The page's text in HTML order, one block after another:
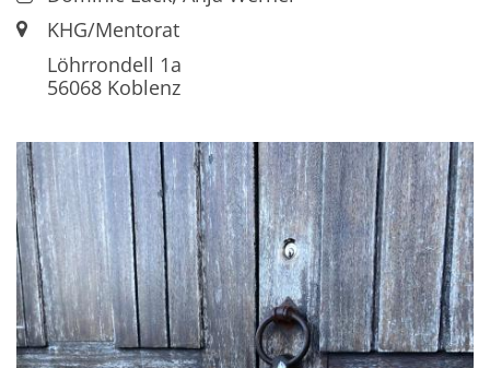
Ort:KHG/Mentorat
Löhrrondell 1a
56068Koblenz